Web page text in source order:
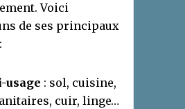
Voici
de ses principaux
usage : sol, cuisine,
cuir, linge…